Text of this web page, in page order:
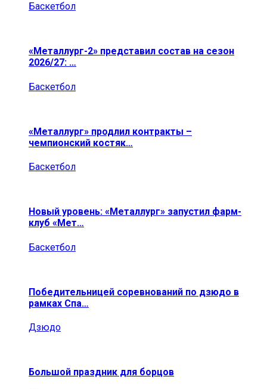
Баскетбол
«Металлург-2» представил состав на сезон
2026/27: …
Баскетбол
«Металлург» продлил контракты –
чемпионский костяк…
Баскетбол
Новый уровень: «Металлург» запустил фарм-
клуб «Мет…
Баскетбол
Победительницей соревнований по дзюдо в
рамках Спа…
Дзюдо
Большой праздник для борцов